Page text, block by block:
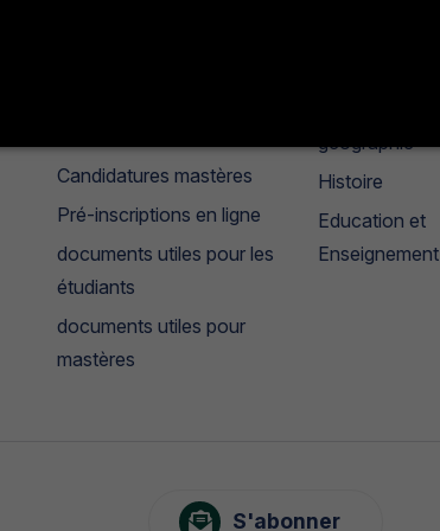
Candidatures mastères
Pré-inscriptions en ligne
documents utiles pour les
étudiants
documents utiles pour
mastères
géographie
Histoire
Education et
Enseignement
S'abonner